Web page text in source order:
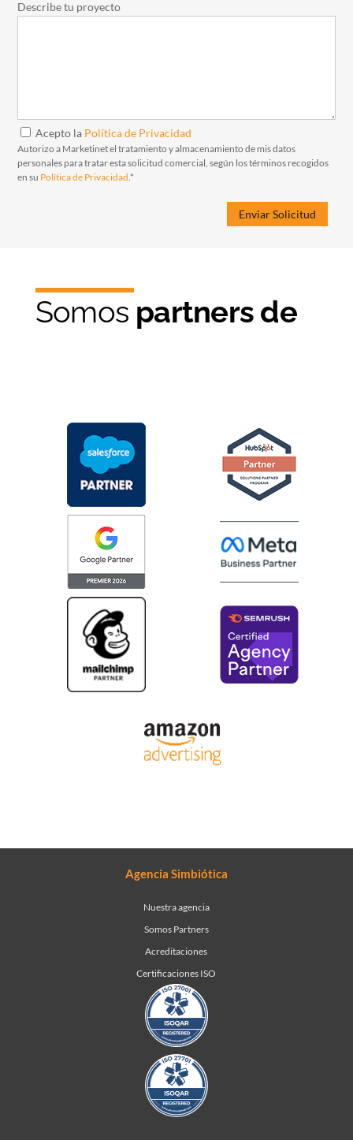
Describe tu proyecto
Acepto la Política de Privacidad
Autorizo a Marketinet el tratamiento y almacenamiento de mis datos
personales para tratar esta solicitud comercial, según los términos recogidos
en su Política de Privacidad.*
Somos partners de
Agencia Simbiótica
Nuestra agencia
Somos Partners
Acreditaciones
Certificaciones ISO